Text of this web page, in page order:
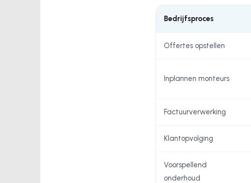
Bedrijfsproces
Offertes opstellen
Inplannen monteurs
Factuurverwerking
Klantopvolging
Voorspellend
onderhoud